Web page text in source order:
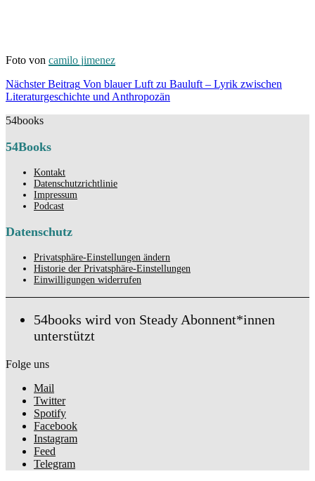
Foto von camilo jimenez
Beitragsnavigation
Nächster Beitrag Von blauer Luft zu Bauluft – Lyrik zwischen
Literaturgeschichte und Anthropozän
54books
54Books
Kontakt
Datenschutzrichtlinie
Impressum
Podcast
Datenschutz
Privatsphäre-Einstellungen ändern
Historie der Privatsphäre-Einstellungen
Einwilligungen widerrufen
54books wird von Steady Abonnent*innen
unterstützt
Folge uns
Mail
Twitter
Spotify
Facebook
Instagram
Feed
Telegram